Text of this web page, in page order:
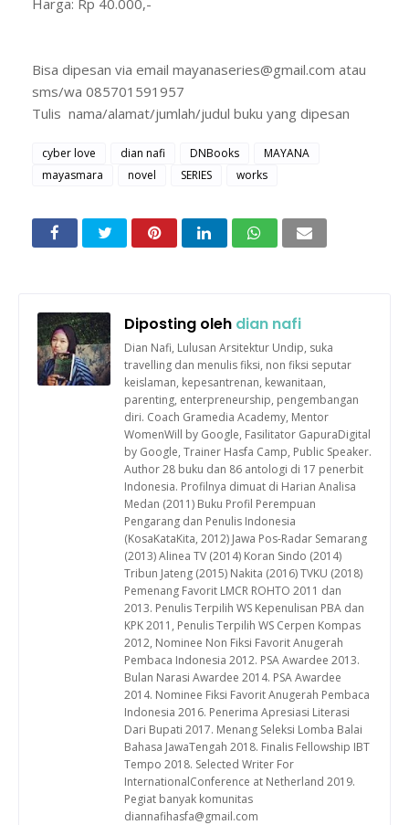
Bisa dipesan via email mayanaseries@gmail.com atau
sms/wa 085701591957
Tulis nama/alamat/jumlah/judul buku yang dipesan
cyber love dian nafi DNBooks
MAYANA
mayasmara
novel SERIES works
Diposting oleh dian nafi
Dian Nafi, Lulusan Arsitektur Undip, suka
travelling dan menulis fiksi, non fiksi seputar
keislaman, kepesantrenan, kewanitaan,
parenting, enterpreneurship, pengembangan
diri. Coach Gramedia Academy, Mentor
WomenWill by Google, Fasilitator GapuraDigital
by Google, Trainer Hasfa Camp, Public Speaker.
Author 28 buku dan 86 antologi di 17 penerbit
Indonesia. Profilnya dimuat di Harian Analisa
Medan (2011) Buku Profil Perempuan
Pengarang dan Penulis Indonesia
(KosaKataKita, 2012) Jawa Pos-Radar Semarang
(2013) Alinea TV (2014) Koran Sindo (2014)
Tribun Jateng (2015) Nakita (2016) TVKU (2018)
Pemenang Favorit LMCR ROHTO 2011 dan
2013. Penulis Terpilih WS Kepenulisan PBA dan
KPK 2011, Penulis Terpilih WS Cerpen Kompas
2012, Nominee Non Fiksi Favorit Anugerah
Pembaca Indonesia 2012. PSA Awardee 2013.
Bulan Narasi Awardee 2014. PSA Awardee
2014. Nominee Fiksi Favorit Anugerah Pembaca
Indonesia 2016. Penerima Apresiasi Literasi
Dari Bupati 2017. Menang Seleksi Lomba Balai
Bahasa JawaTengah 2018. Finalis Fellowship IBT
Tempo 2018. Selected Writer For
InternationalConference at Netherland 2019.
Pegiat banyak komunitas
diannafihasfa@gmail.com